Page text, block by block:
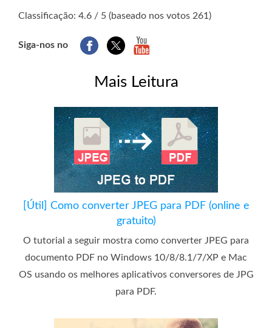
Classificação: 4.6 / 5 (baseado nos votos 261)
Siga-nos no
Mais Leitura
[Útil] Como converter JPEG para PDF (online e
gratuito)
O tutorial a seguir mostra como converter JPEG para
documento PDF no Windows 10/8/8.1/7/XP e Mac
OS usando os melhores aplicativos conversores de JPG
para PDF.